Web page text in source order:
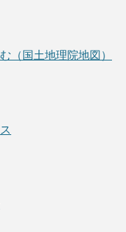
（国土地理院地図）